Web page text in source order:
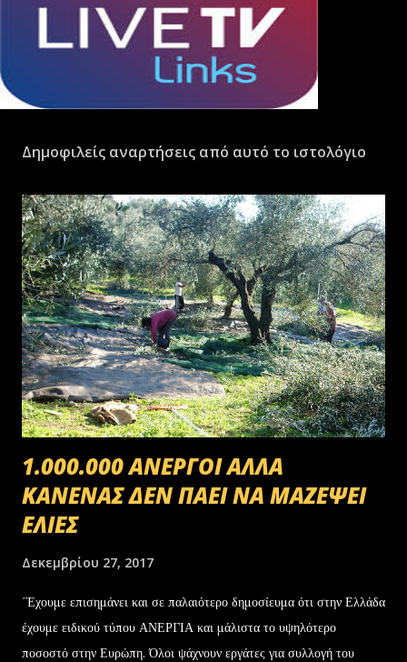
Δημοφιλείς αναρτήσεις από αυτό το ιστολόγιο
1.000.000 ΑΝΕΡΓΟΙ ΑΛΛΑ
ΚΑΝΕΝΑΣ ΔΕΝ ΠΑΕΙ ΝΑ ΜΑΖΕΨΕΙ
ΕΛΙΕΣ
Δεκεμβρίου 27, 2017
΄Έχουμε επισημάνει και σε παλαιότερο δημοσίευμα ότι στην Ελλάδα
έχουμε ειδικού τύπου ΑΝΕΡΓΙΑ και μάλιστα το υψηλότερο
ποσοστό στην Ευρώπη. Όλοι ψάχνουν εργάτες για συλλογή του